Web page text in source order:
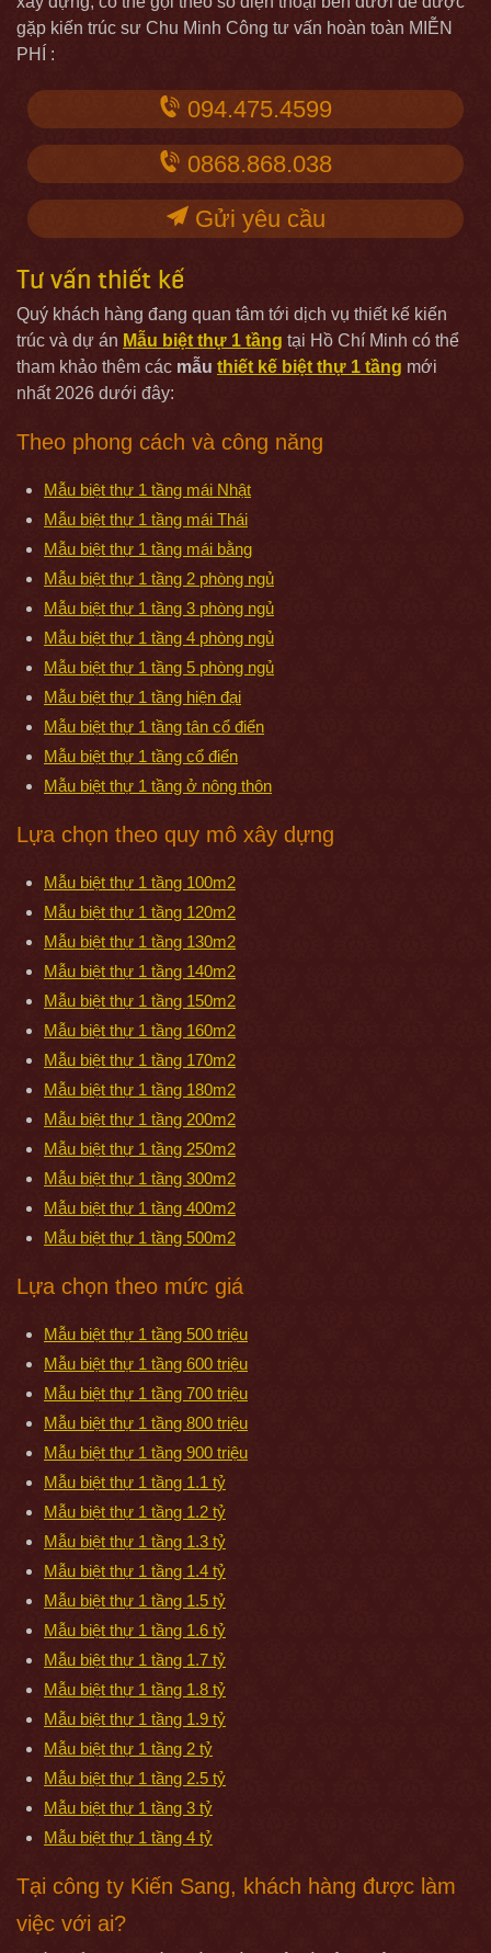
gặp kiến trúc sư Chu Minh Công tư vấn hoàn toàn MIỄN
PHÍ :
094.475.4599
0868.868.038
Gửi yêu cầu
Tư vấn thiết kế
Quý khách hàng đang quan tâm tới dịch vụ thiết kế kiến
trúc và dự án Mẫu biệt thự 1 tầng tại Hồ Chí Minh có thể
tham khảo thêm các mẫu thiết kế biệt thự 1 tầng mới
nhất 2026 dưới đây:
Theo phong cách và công năng
Mẫu biệt thự 1 tầng mái Nhật
Mẫu biệt thự 1 tầng mái Thái
Mẫu biệt thự 1 tầng mái bằng
Mẫu biệt thự 1 tầng 2 phòng ngủ
Mẫu biệt thự 1 tầng 3 phòng ngủ
Mẫu biệt thự 1 tầng 4 phòng ngủ
Mẫu biệt thự 1 tầng 5 phòng ngủ
Mẫu biệt thự 1 tầng hiện đại
Mẫu biệt thự 1 tầng tân cổ điển
Mẫu biệt thự 1 tầng cổ điển
Mẫu biệt thự 1 tầng ở nông thôn
Lựa chọn theo quy mô xây dựng
Mẫu biệt thự 1 tầng 100m2
Mẫu biệt thự 1 tầng 120m2
Mẫu biệt thự 1 tầng 130m2
Mẫu biệt thự 1 tầng 140m2
Mẫu biệt thự 1 tầng 150m2
Mẫu biệt thự 1 tầng 160m2
Mẫu biệt thự 1 tầng 170m2
Mẫu biệt thự 1 tầng 180m2
Mẫu biệt thự 1 tầng 200m2
Mẫu biệt thự 1 tầng 250m2
Mẫu biệt thự 1 tầng 300m2
Mẫu biệt thự 1 tầng 400m2
Mẫu biệt thự 1 tầng 500m2
Lựa chọn theo mức giá
Mẫu biệt thự 1 tầng 500 triệu
Mẫu biệt thự 1 tầng 600 triệu
Mẫu biệt thự 1 tầng 700 triệu
Mẫu biệt thự 1 tầng 800 triệu
Mẫu biệt thự 1 tầng 900 triệu
Mẫu biệt thự 1 tầng 1.1 tỷ
Mẫu biệt thự 1 tầng 1.2 tỷ
Mẫu biệt thự 1 tầng 1.3 tỷ
Mẫu biệt thự 1 tầng 1.4 tỷ
Mẫu biệt thự 1 tầng 1.5 tỷ
Mẫu biệt thự 1 tầng 1.6 tỷ
Mẫu biệt thự 1 tầng 1.7 tỷ
Mẫu biệt thự 1 tầng 1.8 tỷ
Mẫu biệt thự 1 tầng 1.9 tỷ
Mẫu biệt thự 1 tầng 2 tỷ
Mẫu biệt thự 1 tầng 2.5 tỷ
Mẫu biệt thự 1 tầng 3 tỷ
Mẫu biệt thự 1 tầng 4 tỷ
Tại công ty Kiến Sang, khách hàng được làm
việc với ai?